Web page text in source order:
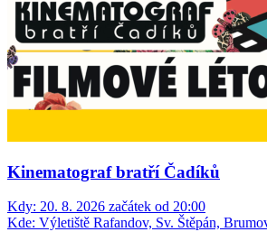
Kinematograf bratří Čadíků
Kdy: 20. 8. 2026 začátek od 20:00
Kde: Výletiště Rafandov, Sv. Štěpán,